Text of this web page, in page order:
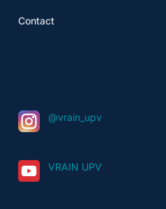
Contact
@vrain_upv
VRAIN UPV